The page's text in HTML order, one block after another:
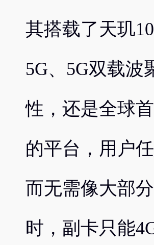
其搭载了天玑
5G、5G双载波
性，还是全球
的平台，用户
而无需像大部
时，副卡只能